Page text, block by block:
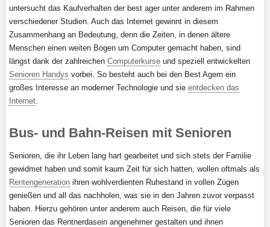
untersucht das Kaufverhalten der best ager unter anderem im Rahmen
verschiedener Studien. Auch das Internet gewinnt in diesem
Zusammenhang an Bedeutung, denn die Zeiten, in denen ältere
Menschen einen weiten Bogen um Computer gemacht haben, sind
längst dank der zahlreichen Computerkurse und speziell entwickelten
Senioren Handys vorbei. So besteht auch bei den Best Agern ein
großes Interesse an moderner Technologie und sie entdecken das
Internet.
Bus- und Bahn-Reisen mit Senioren
Senioren, die ihr Leben lang hart gearbeitet und sich stets der Familie
gewidmet haben und somit kaum Zeit für sich hatten, wollen oftmals als
Rentengeneration ihren wohlverdienten Ruhestand in vollen Zügen
genießen und all das nachholen, was sie in den Jahren zuvor verpasst
haben. Hierzu gehören unter anderem auch Reisen, die für viele
Senioren das Rentnerdasein angenehmer gestalten und ihnen